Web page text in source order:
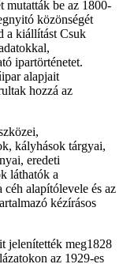
mutatták be az 1800-
közönségét
a kiállítást Csuk
ipartörténetet.
alapjait
hozzá az
kályhások tárgyai,
eredeti
láthatók a
alapítólevele és az
kézírásos
jelenítették meg1828
az 1929-es